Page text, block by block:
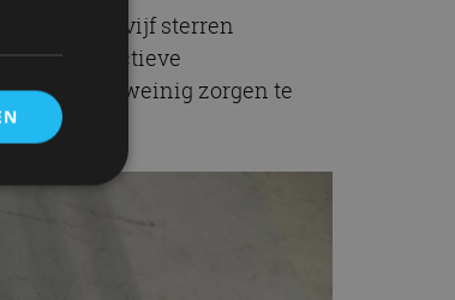
namelijk vijf sterren
Ook de actieve
inzittende weinig zorgen te